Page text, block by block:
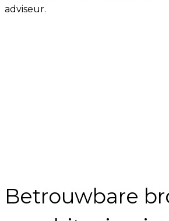
adviseur.
Betrouwbare